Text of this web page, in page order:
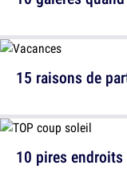
15 raisons de
10 pires